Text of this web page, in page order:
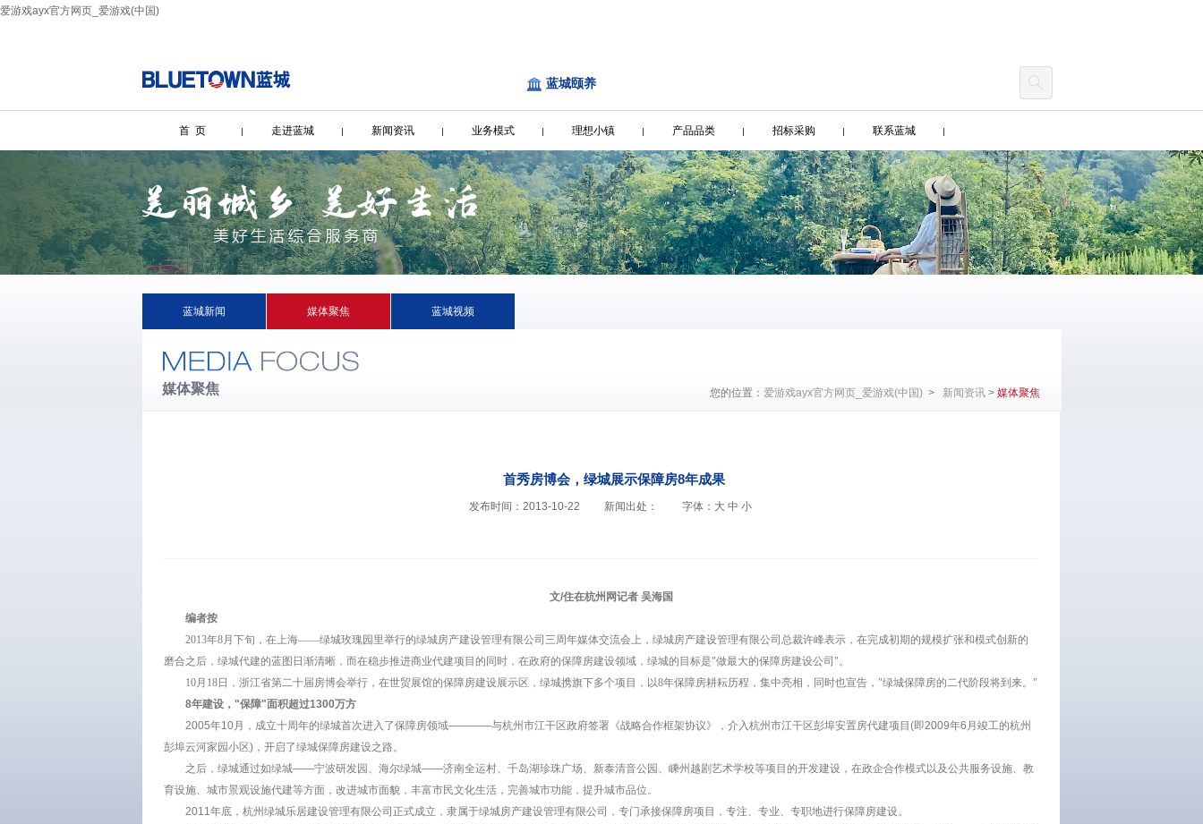
爱游戏ayx官方网页_爱游戏(中国)
蓝城颐养
首 页 走进蓝城 新闻资讯 业务模式 理想小镇 产品品类 招标采购 联系蓝城
蓝城新闻 媒体聚焦 蓝城视频
媒体聚焦 您的位置： 爱游戏ayx官方网页_爱游戏(中国)> 新闻资讯 > 媒体聚焦
首秀房博会，绿城展示保障房8年成果
发布时间：2013-10-22 新闻出处： 字体： 大 中 小
文/住在杭州网记者 吴海国
编者按
2013年8月下旬，在上海——绿城玫瑰园里举行的绿城房产建设管理有限公司三周年媒体交流会上，绿城房产建设管理有限公司总裁许峰表示，在完成初期的规模扩张和模式创新的
磨合之后，绿城代建的蓝图日渐清晰，而在稳步推进商业代建项目的同时，在政府的保障房建设领域，绿城的目标是"做最大的保障房建设公司"。
10月18日，浙江省第二十届房博会举行，在世贸展馆的保障房建设展示区，绿城携旗下多个项目，以8年保障房耕耘历程，集中亮相，同时也宣告，"绿城保障房的二代阶段将到来。"
8年建设，"保障"面积超过1300万方
2005年10月，成立十周年的绿城首次进入了保障房领域————与杭州市江干区政府签署《战略合作框架协议》，介入杭州市江干区彭埠安置房代建项目(即2009年6月竣工的杭州
彭埠云河家园小区)，开启了绿城保障房建设之路。
之后，绿城通过如绿城——宁波研发园、海尔绿城——济南全运村、千岛湖珍珠广场、新泰清音公园、嵊州越剧艺术学校等项目的开发建设，在政企合作模式以及公共服务设施、教
育设施、城市景观设施代建等方面，改进城市面貌，丰富市民文化生活，完善城市功能，提升城市品位。
2011年底，杭州绿城乐居建设管理有限公司正式成立，隶属于绿城房产建设管理有限公司，专门承接保障房项目，专注、专业、专职地进行保障房建设。